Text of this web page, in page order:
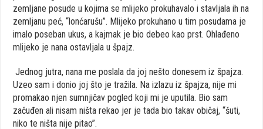
zemljane posude u kojima se mlijeko prokuhavalo i stavljala ih na
zemljanu peć, “lonćarušu”. Mlijeko prokuhano u tim posudama je
imalo poseban ukus, a kajmak je bio debeo kao prst. Ohlađeno
mlijeko je nana ostavljala u špajz.
Jednog jutra, nana me poslala da joj nešto donesem iz špajza.
Uzeo sam i donio joj što je tražila. Na izlazu iz špajza, nije mi
promakao njen sumnjičav pogled koji mi je uputila. Bio sam
začuđen ali nisam ništa rekao jer je tada bio takav običaj, “šuti,
niko te ništa nije pitao”.